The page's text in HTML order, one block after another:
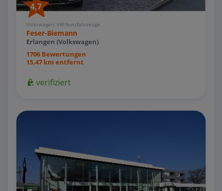
4,7
Volkswagen, VW-Nutzfahrzeuge
Feser-Biemann
Erlangen (Volkswagen)
1706 Bewertungen
15,47 km entfernt
verifiziert